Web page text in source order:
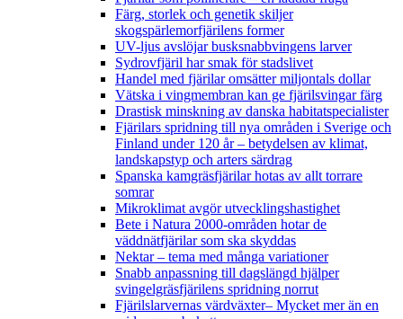
Färg, storlek och genetik skiljer
skogspärlemorfjärilens former
UV-ljus avslöjar busksnabbvingens larver
Sydrovfjäril har smak för stadslivet
Handel med fjärilar omsätter miljontals dollar
Vätska i vingmembran kan ge fjärilsvingar färg
Drastisk minskning av danska habitatspecialister
Fjärilars spridning till nya områden i Sverige och
Finland under 120 år– betydelsen av klimat,
landskapstyp och arters särdrag
Spanska kamgräsfjärilar hotas av allt torrare
somrar
Mikroklimat avgör utvecklingshastighet
Bete i Natura 2000-områden hotar de
väddnätfjärilar som ska skyddas
Nektar – tema med många variationer
Snabb anpassning till dagslängd hjälper
svingelgräsfjärilens spridning norrut
Fjärilslarvernas värdväxter– Mycket mer än en